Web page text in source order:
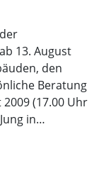
13. August
den
Beratung
(17.00 Uhr
in…